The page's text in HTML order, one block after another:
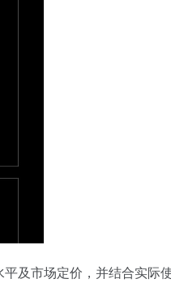
及市场定价，并结合实际